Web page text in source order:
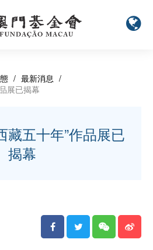
/ 最新消息 /
展已揭幕
藏五十年”作品展已
揭幕